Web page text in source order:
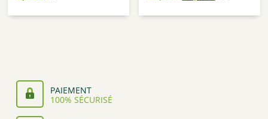
initial
actuel
PAIEMENT
100% SÉCURISÉ